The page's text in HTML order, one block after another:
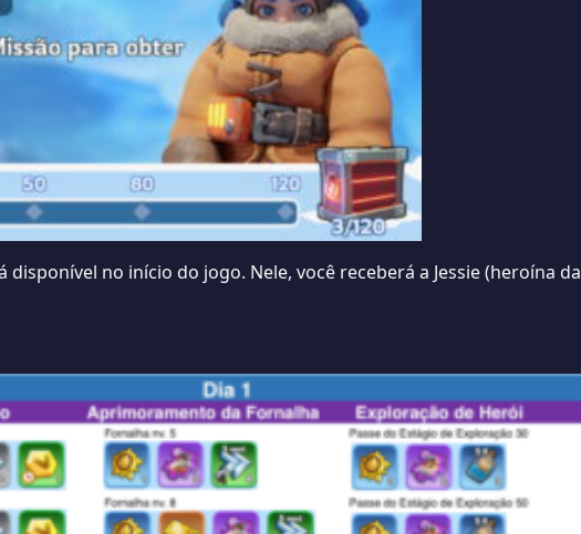
disponível no início do jogo. Nele, você receberá a Jessie (heroína da